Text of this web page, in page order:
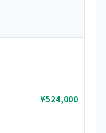
¥524,000